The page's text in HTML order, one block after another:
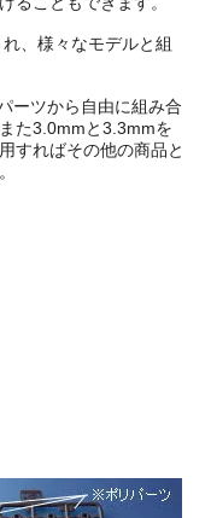
、様々なモデルと組
ーツから自由に組み合
た3.0mmと3.3mmを
すればその他の商品と